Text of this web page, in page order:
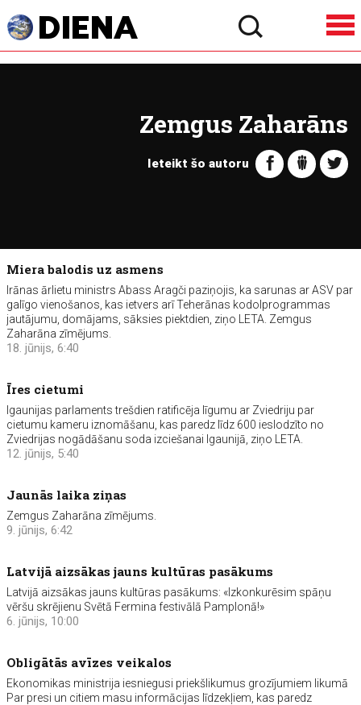
Zemgus Zaharāns
Ieteikt šo autoru
Miera balodis uz asmens
Irānas ārlietu ministrs Abass Aragči paziņojis, ka sarunas ar ASV par
galīgo vienošanos, kas ietvers arī Teherānas kodolprogrammas
jautājumu, domājams, sāksies piektdien, ziņo LETA. Zemgus
Zaharāna zīmējums.
18. jūnijs, 6:40
Īres cietumi
Igaunijas parlaments trešdien ratificēja līgumu ar Zviedriju par
cietumu kameru iznomāšanu, kas paredz līdz 600 ieslodzīto no
Zviedrijas nogādāšanu soda izciešanai Igaunijā, ziņo LETA.
12. jūnijs, 5:40
Jaunās laika ziņas
Zemgus Zaharāna zīmējums.
9. jūnijs, 6:42
Latvijā aizsākas jauns kultūras pasākums
Latvijā aizsākas jauns kultūras pasākums: «Izkonkurēsim spāņu
vēršu skrējienu Svētā Fermina festivālā Pamplonā!»
6. jūnijs, 10:00
Obligātās avīzes veikalos
Ekonomikas ministrija iesniegusi priekšlikumus grozījumiem likumā
Par presi un citiem masu informācijas līdzekļiem, kas paredz